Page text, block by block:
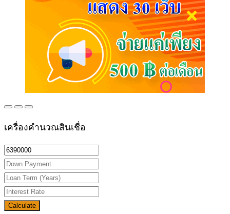
เครื่องคำนวณสินเชื่อ
Calculate